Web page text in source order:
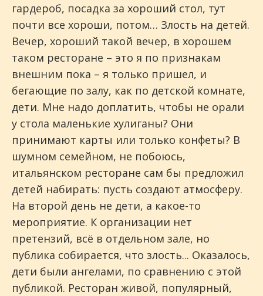
гардероб, посадка за хороший стол, тут
почти все хороши, потом… Злость на детей.
Вечер, хороший такой вечер, в хорошем
таком ресторане – это я по признакам
внешним пока – я только пришел, и
бегающие по залу, как по детской комнате,
дети. Мне надо доплатить, чтобы не орали
у стола маленькие хулиганы? Они
принимают карты или только конфеты? В
шумном семейном, не побоюсь,
итальянском ресторане сам бы предложил
детей набирать: пусть создают атмосферу.
На второй день не дети, а какое-то
мероприятие. К организации нет
претензий, всё в отдельном зале, но
публика собирается, что злость... Оказалось,
дети были ангелами, по сравнению с этой
публикой. Ресторан живой, популярный,